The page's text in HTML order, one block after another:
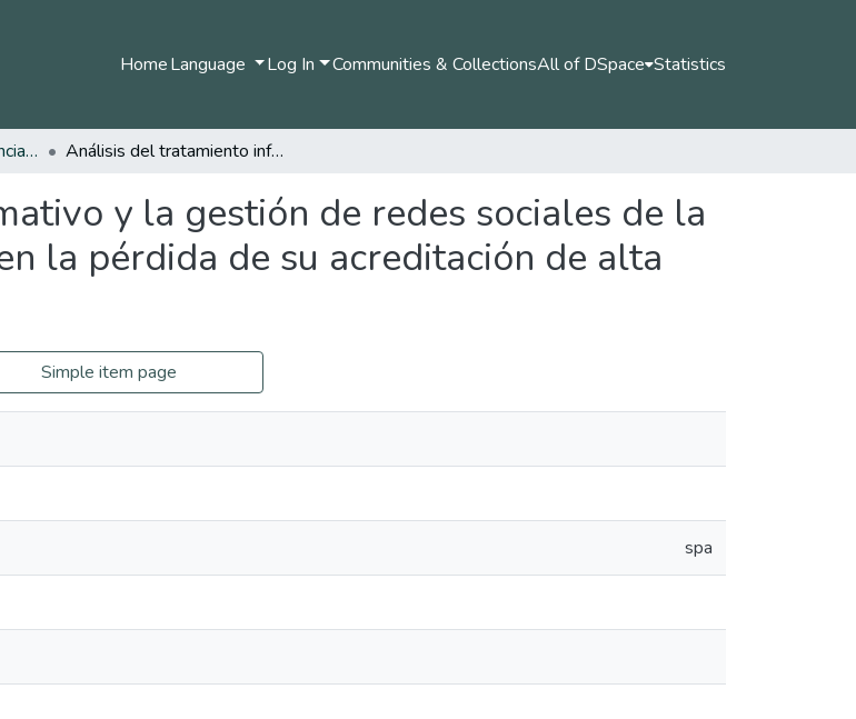
HomeLanguage Log In Communities & CollectionsAll of DSpace Statistics
Especialización en Gerencia de la Comunicación Digital Análisis del tratamiento informativo y la gestión de redes sociales de la Universidad Sergio Arboleda en la pérdida de su acreditación de alta calidad
y la gestión de redes sociales de la
la pérdida de su acreditación de alta
Simple item page
spa